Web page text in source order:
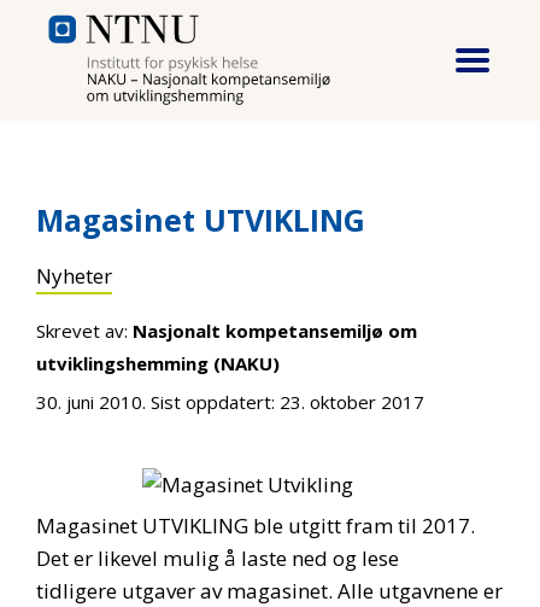
Hopp til hovedinnhold
Magasinet UTVIKLING
Nyheter
Skrevet av: Nasjonalt kompetansemiljø om
utviklingshemming (NAKU)
30. juni 2010. Sist oppdatert: 23. oktober 2017
Magasinet UTVIKLING ble utgitt fram til 2017.
Det er likevel mulig å laste ned og lese
tidligere utgaver av magasinet. Alle utgavnene er